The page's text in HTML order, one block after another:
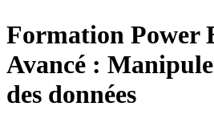
Formation Power
Avancé :
des données